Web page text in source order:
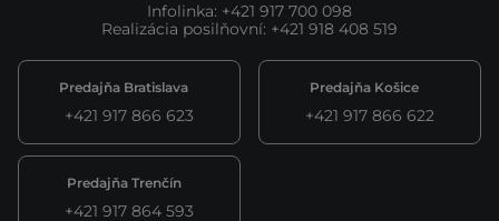
Infolinka: +421 917 700 098
Realizácia posilňovní: +421 918 408 519
Predajňa Bratislava
+421 917 866 623
Predajňa Košice
+421 917 866 622
Predajňa Trenčín
+421 917 864 593